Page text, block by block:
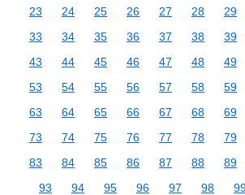
23
24 25 26 27 28 29
33
34 35 36 37 38 39
43
44 45 46 47 48 49
53
54 55 56 57 58 59
63
64 65 66 67 68 69
73
74 75 76 77 78 79
83
84 85 86 87 88 89
93
94 95 96 97 98